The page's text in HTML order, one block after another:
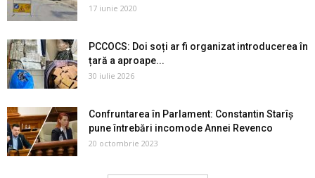
17 iunie 2020
PCCOCS: Doi soți ar fi organizat introducerea în
țară a aproape...
30 iulie 2026
Confruntarea în Parlament: Constantin Starîș
pune întrebări incomode Annei Revenco
20 octombrie 2023